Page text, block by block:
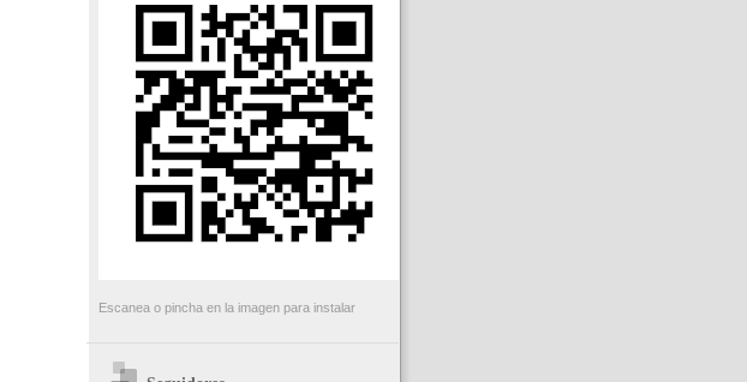
Escanea o pincha en la imagen para instalar